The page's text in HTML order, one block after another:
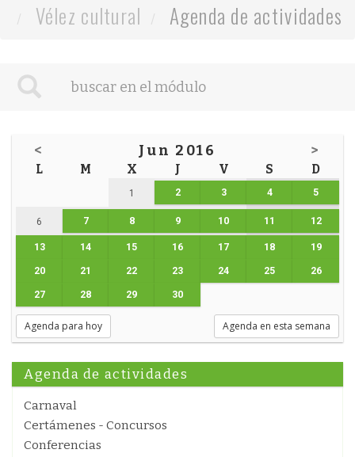
Vélez cultural
Agenda de actividades
< Jun 2016 >
L M X J V S D
1 2 3 4 5
6 7 8 9 10 11 12
13 14 15 16 17 18 19
20 21 22 23 24 25 26
27 28 29 30
Agenda para hoy Agenda en esta semana
Agenda de actividades
Carnaval
Certámenes - Concursos
Conferencias